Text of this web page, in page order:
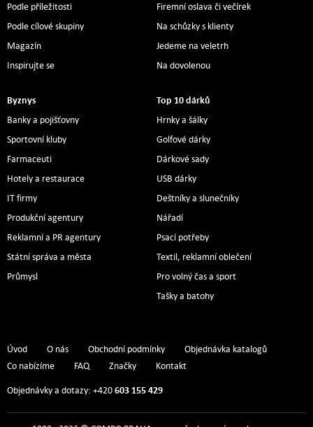
Podle příležitosti
Podle cílové skupiny
Magazín
Inspirujte se
Firemní oslava či večírek
Na schůzky s klienty
Jedeme na veletrh
Na dovolenou
Byznys
Banky a pojišťovny
Sportovní kluby
Farmaceuti
Hotely a restaurace
IT firmy
Produkční agentury
Reklamní a PR agentury
Státní správa a města
Průmysl
Top 10 dárků
Hrnky a šálky
Golfové dárky
Dárkové sady
USB dárky
Deštníky a slunečníky
Nářadí
Psací potřeby
Textil, reklamní oblečení
Pro volný čas a sport
Tašky a batohy
Úvod O nás Obchodní podmínky
Objednávka katalogů
Co nabízíme
FAQ Značky Kontakt
Objednávky a dotazy: +420603 155 429